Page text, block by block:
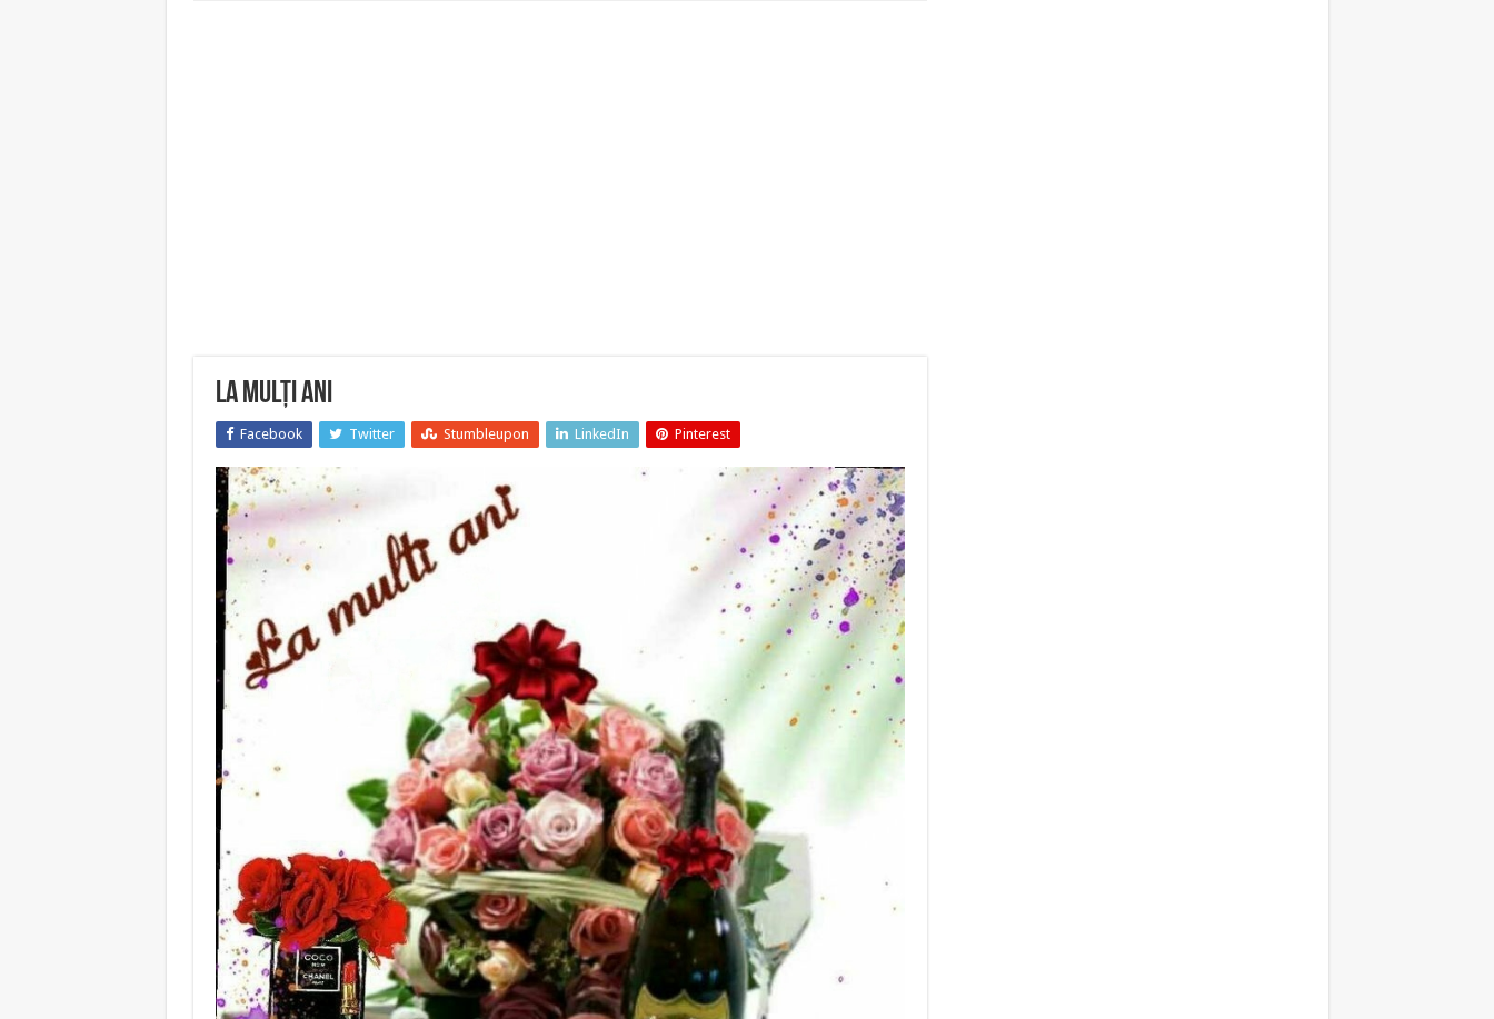
La Mulți Ani
Facebook Twitter Stumbleupon LinkedIn Pinterest